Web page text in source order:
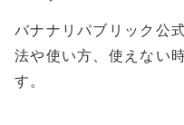
バナナリパブリック公
法や使い方、使えない
す。